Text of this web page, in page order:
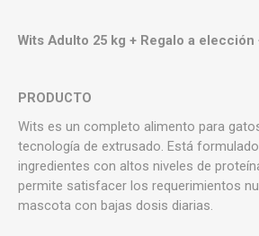
Wits Adulto 25 kg + Regalo a elección
PRODUCTO
Wits es un completo alimento para
tecnología de extrusado. Está
ingredientes con altos niveles de
permite satisfacer los requerimientos
mascota con bajas dosis diarias.